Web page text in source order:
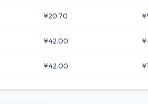
¥20.70
¥42.00
¥42.00